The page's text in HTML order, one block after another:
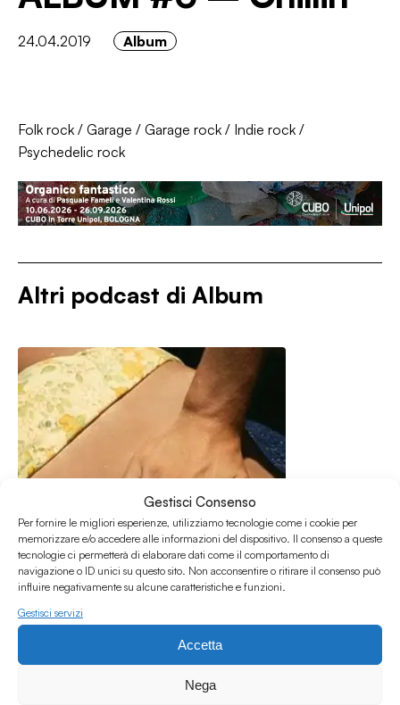
Gestisci Consenso
Per fornire le migliori esperienze, utilizziamo tecnologie come i cookie per
memorizzare e/o accedere alle informazioni del dispositivo. Il consenso a queste
tecnologie ci permetterà di elaborare dati come il comportamento di
navigazione o ID unici su questo sito. Non acconsentire o ritirare il consenso può
influire negativamente su alcune caratteristiche e funzioni.
Gestisci servizi
Accetta
Nega
24.04.2019 Album
Folk rock / Garage / Garage rock / Indie rock /
Psychedelic rock
Altri podcast di Album
12.06.2021
Album #14 - Love is strange